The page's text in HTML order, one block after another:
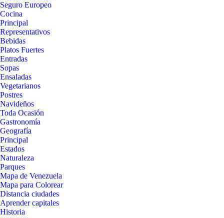
Seguro Europeo
Cocina
Principal
Representativos
Bebidas
Platos Fuertes
Entradas
Sopas
Ensaladas
Vegetarianos
Postres
Navideños
Toda Ocasión
Gastronomía
Geografía
Principal
Estados
Naturaleza
Parques
Mapa de Venezuela
Mapa para Colorear
Distancia ciudades
Aprender capitales
Historia